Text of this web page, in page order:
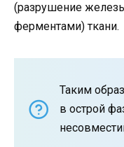
(разрушение
ферментами) ткани.
Таким
в острой